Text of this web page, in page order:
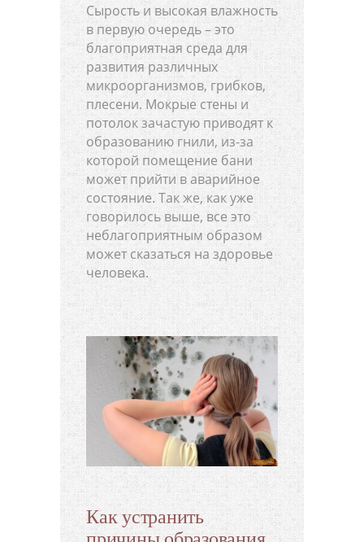
Сырость и высокая влажность
в первую очередь – это
благоприятная среда для
развития различных
микроорганизмов, грибков,
плесени. Мокрые стены и
потолок зачастую приводят к
образованию гнили, из-за
которой помещение бани
может прийти в аварийное
состояние. Так же, как уже
говорилось выше, все это
неблагоприятным образом
может сказаться на здоровье
человека.
Как устранить